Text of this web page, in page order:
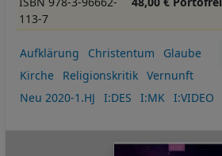
113-7
Aufklärung Christentum
Glaube
Kirche
Religionskritik
Vernunft
Neu 2020-1.HJ
I:DES I:MK I:VIDEO